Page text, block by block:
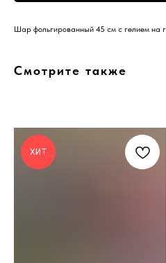
Шар фольгированный 45 см с гелием на
Смотрите также
ХИТ